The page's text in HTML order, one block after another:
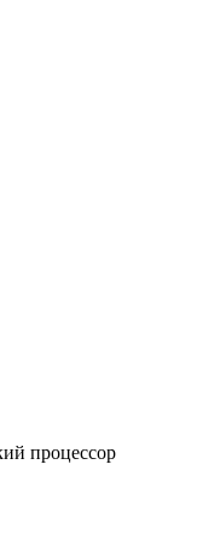
процессор